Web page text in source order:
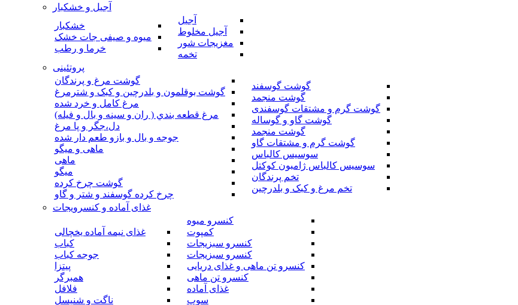
آجیل و خشکبار
آجیل
آجیل مخلوط
مغزیجات شور
تخمه
خشکبار
میوه و صیفی جات خشک
خرما و رطب
پروتئینی
گوشت گوسفند
گوشت منجمد
گوشت گرم و مشتقات گوسفندی
گوشت گاو و گوساله
گوشت منجمد
گوشت گرم و مشتقات گاو
سوسیس کالباس
سوسیس کالباس ژامبون کوکتل
تخم پرندگان
تخم مرغ و کبک و بلدرچین
گوشت مرغ و پرندگان
گوشت بوقلمون و بلدرچین و کبک و شترمرغ
مرغ کامل و خرد شده
مرغ قطعه بندي ( ران و سينه و بال و فيله)
دل،جگر و پا مرغ
جوجه و بال و بازو طعم دار شده
ماهی و میگو
ماهی
میگو
گوشت چرخ کرده
چرخ کرده گوسفند و شتر و گاو
غذای آماده و کنسرویجات
کنسرو میوه
کمپوت
کنسرو سبزیجات
کنسرو سبزیجات
کنسرو تن ماهی و غذای دریایی
کنسرو تن ماهی
غذای آماده
سوپ
غذای نیمه آماده یخچالی
کباب
جوجه کباب
پیتزا
همبرگر
فلافل
ناگت و شنیسل